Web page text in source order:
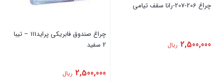
چراغ 206-207-رانا سقف تیامی
2,500,000 ریال
چراغ صندوق فابریکی پراید111 – تیبا
2 سفید
2,500,000 ریال